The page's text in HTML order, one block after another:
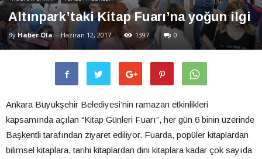
Altınpark’taki Kitap Fuarı’na yoğun ilgi
ByHaber Ola - Haziran 12, 2017 1397 0
Ankara Büyükşehir Belediyesi’nin ramazan etkinlikleri
kapsamında açılan “Kitap Günleri Fuarı”, her gün 6 binin üzerinde
Başkentli tarafından ziyaret ediliyor. Fuarda, popüler kitaplardan
bilimsel kitaplara, tarihi kitaplardan dini kitaplara kadar çok sayıda